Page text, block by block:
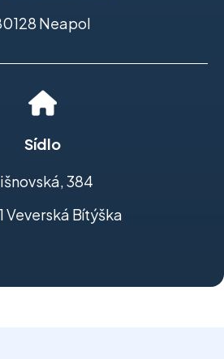
Neapol
Sídlo
384
Veverská Bítýška